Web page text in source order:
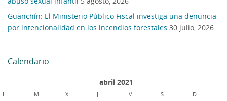
Guanchín: El Ministerio Público Fiscal investiga una denuncia
por intencionalidad en los incendios forestales 30 julio, 2026
Calendario
abril 2021
L M X J V S D